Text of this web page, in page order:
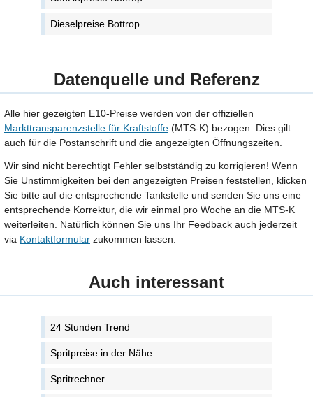
Dieselpreise Bottrop
Datenquelle und Referenz
Alle hier gezeigten E10-Preise werden von der offiziellen
Markttransparenzstelle für Kraftstoffe (MTS-K) bezogen. Dies gilt
auch für die Postanschrift und die angezeigten Öffnungszeiten.
Wir sind nicht berechtigt Fehler selbstständig zu korrigieren! Wenn
Sie Unstimmigkeiten bei den angezeigten Preisen feststellen, klicken
Sie bitte auf die entsprechende Tankstelle und senden Sie uns eine
entsprechende Korrektur, die wir einmal pro Woche an die MTS-K
weiterleiten. Natürlich können Sie uns Ihr Feedback auch jederzeit
via Kontaktformular zukommen lassen.
Auch interessant
24 Stunden Trend
Spritpreise in der Nähe
Spritrechner